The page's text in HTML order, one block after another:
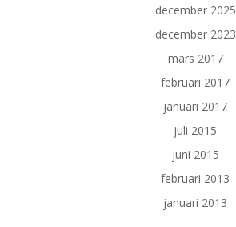
december 2025
december 2023
mars 2017
februari 2017
januari 2017
juli 2015
juni 2015
februari 2013
januari 2013